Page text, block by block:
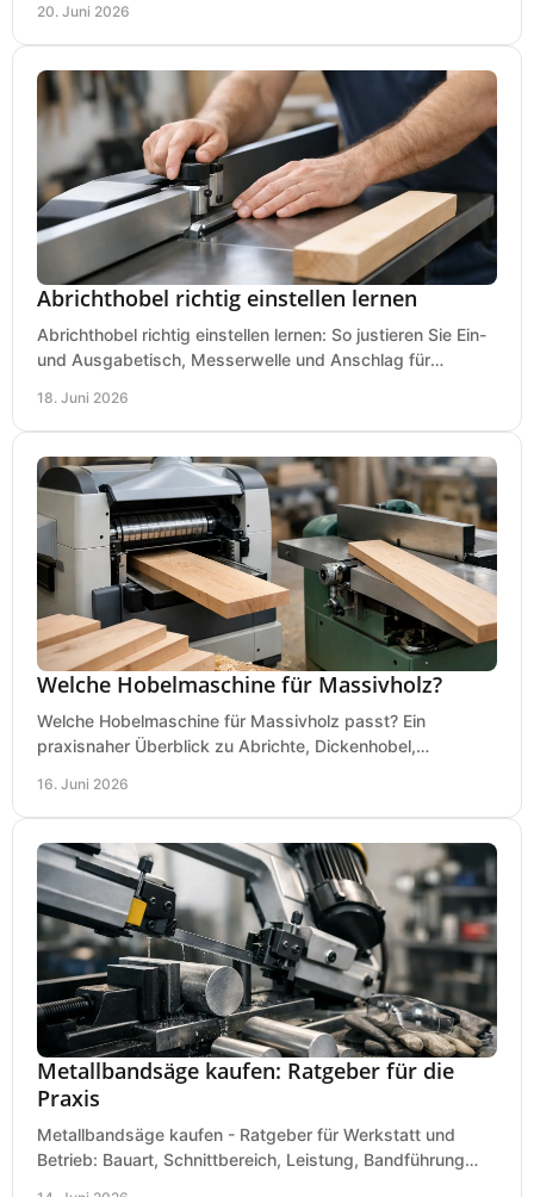
20. Juni 2026
Abrichthobel richtig einstellen lernen
Abrichthobel richtig einstellen lernen: So justieren Sie Ein-
und Ausgabetisch, Messerwelle und Anschlag für
18. Juni 2026
Welche Hobelmaschine für Massivholz?
Welche Hobelmaschine für Massivholz passt? Ein
praxisnaher Überblick zu Abrichte, Dickenhobel,
16. Juni 2026
Metallbandsäge kaufen: Ratgeber für die
Praxis
Metallbandsäge kaufen - Ratgeber für Werkstatt und
Betrieb: Bauart, Schnittbereich, Leistung, Bandführung